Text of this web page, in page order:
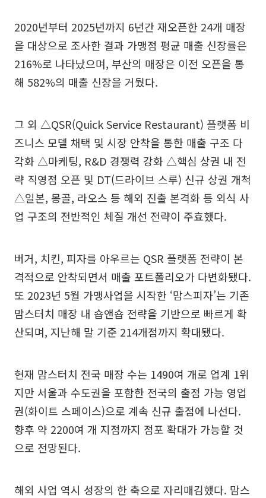
2020년부터 2025년까지 6년간 재오픈한 24개 매장
을 대상으로 조사한 결과 가맹점 평균 매출 신장률은
216%로 나타났으며, 부산의 매장은 이전 오픈을 통
해 582%의 매출 신장을 거뒀다.
그 외 △QSR(Quick Service Restaurant) 플랫폼 비
즈니스 모델 채택 및 시장 안착을 통한 매출 구조 다
각화 △마케팅, R&D 경쟁력 강화 △핵심 상권 내 전
략 직영점 오픈 및 DT(드라이브 스루) 신규 상권 개척
△일본, 몽골, 라오스 등 해외 진출 본격화 등 외식 사
업 구조의 전반적인 체질 개선 전략이 주효했다.
버거, 치킨, 피자를 아우르는 QSR 플랫폼 전략이 본
격적으로 안착되면서 매출 포트폴리오가 다변화됐다.
또 2023년 5월 가맹사업을 시작한 ‘맘스피자’는 기존
맘스터치 매장 내 숍앤숍 전략을 기반으로 빠르게 확
산되며, 지난해 말 기준 214개점까지 확대됐다.
현재 맘스터치 전국 매장 수는 1490여 개로 업계 1위
지만 서울과 수도권을 포함한 전국의 출점 가능 영업
권(화이트 스페이스)으로 계속 신규 출점에 나선다.
향후 약 2200여 개 지점까지 점포 확대가 가능할 것
으로 전망된다.
해외 사업 역시 성장의 한 축으로 자리매김했다. 맘스